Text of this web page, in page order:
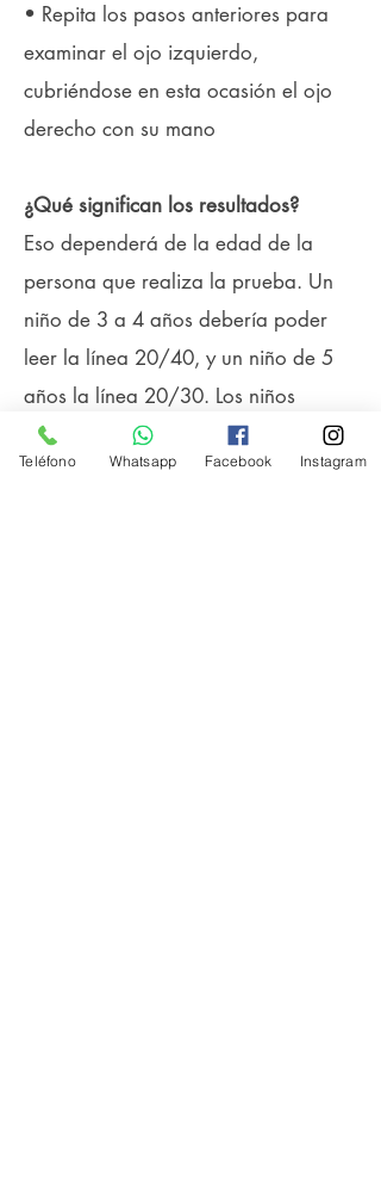
• Repita los pasos anteriores para
examinar el ojo izquierdo,
cubriéndose en esta ocasión el ojo
derecho con su mano
¿Qué significan los resultados?
Eso dependerá de la edad de la
persona que realiza la prueba. Un
niño de 3 a 4 años debería poder
leer la línea 20/40, y un niño de 5
años la línea 20/30. Los niños
mayores y los adultos deberían
poder leer la mayoría de las letras
Teléfono Whatsapp Facebook Instagram